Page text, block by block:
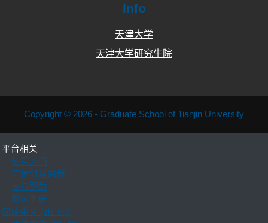
Info
天津大学
天津大学研究生院
Copyright © 2026 - Graduate School of Tianjin University
平台相关
使用入门
申请创建课程
支持帮助
教师手册
简体中文 ‎(zh_cn)‎